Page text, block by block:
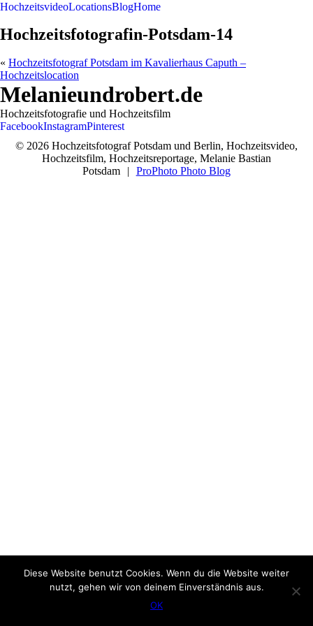
HochzeitsvideoLocationsBlogHome
Hochzeitsfotografin-Potsdam-14
« Hochzeitsfotograf Potsdam im Kavalierhaus Caputh –
Hochzeitslocation
Melanieundrobert.de
Hochzeitsfotografie und Hochzeitsfilm
FacebookInstagramPinterest
© 2026 Hochzeitsfotograf Potsdam und Berlin, Hochzeitsvideo,
Hochzeitsfilm, Hochzeitsreportage, Melanie Bastian
Potsdam
| ProPhoto Photo Blog
Diese Website benutzt Cookies. Wenn du die Website weiter
nutzt, gehen wir von deinem Einverständnis aus.
OK